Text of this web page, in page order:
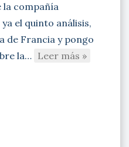
la compañía
el quinto análisis,
de Francia y pongo
la… Leer más »